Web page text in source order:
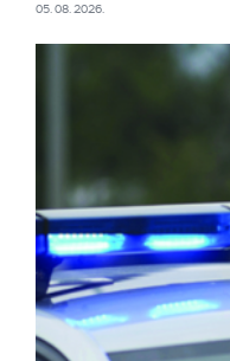
05. 08. 2026.